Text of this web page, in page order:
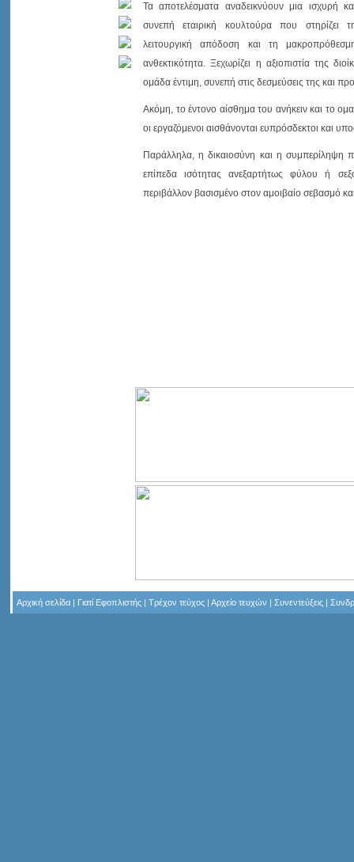
Τα αποτελέσματα αναδεικνύουν μια ισχυρή
συνεπή εταιρική κουλτούρα που στηρίζει
λειτουργική απόδοση και τη
ανθεκτικότητα. Ξεχωρίζει η αξιοπιστία της
ομάδα έντιμη, συνεπή στις δεσμεύσεις της και
Ακόμη, το έντονο αίσθημα του ανήκειν και το
οι εργαζόμενοι αισθάνονται ευπρόσδεκτοι και
Παράλληλα, η δικαιοσύνη και η συμπερίληψη
επίπεδα ισότητας ανεξαρτήτως φύλου ή
περιβάλλον βασισμένο στον αμοιβαίο σεβασμό
Αρχική σελίδα | Γιατί Εφοπλιστής | Τρέχον τεύχος | Αρχείο τευχών | Συνεντεύξεις |